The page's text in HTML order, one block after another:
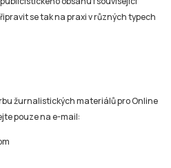
se tak na praxi v různých typech
žurnalistických materiálů pro Online
pouze na e-mail: